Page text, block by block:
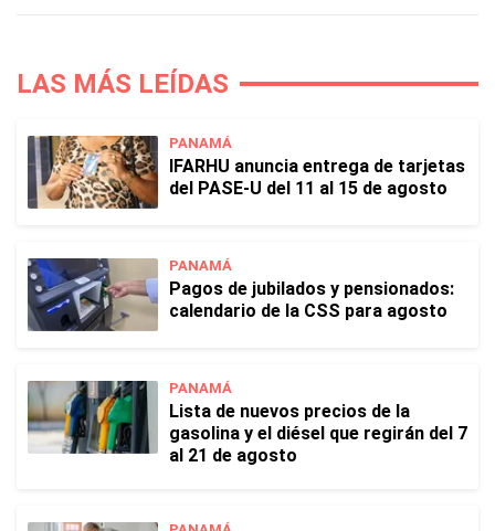
LAS MÁS LEÍDAS
PANAMÁ
IFARHU anuncia entrega de tarjetas
del PASE-U del 11 al 15 de agosto
PANAMÁ
Pagos de jubilados y pensionados:
calendario de la CSS para agosto
PANAMÁ
Lista de nuevos precios de la
gasolina y el diésel que regirán del 7
al 21 de agosto